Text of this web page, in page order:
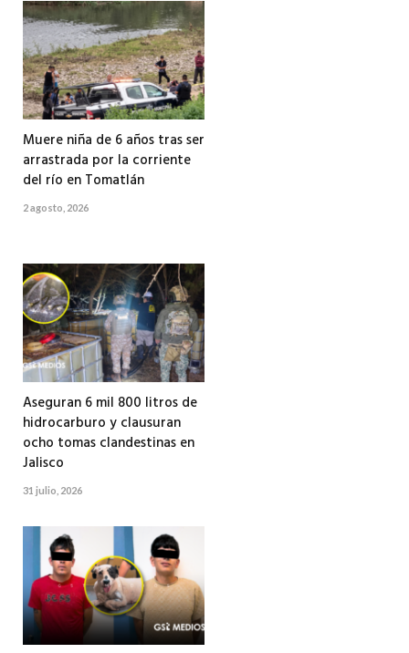
Muere niña de 6 años tras ser
arrastrada por la corriente
del río en Tomatlán
2 agosto, 2026
Aseguran 6 mil 800 litros de
hidrocarburo y clausuran
ocho tomas clandestinas en
Jalisco
31 julio, 2026